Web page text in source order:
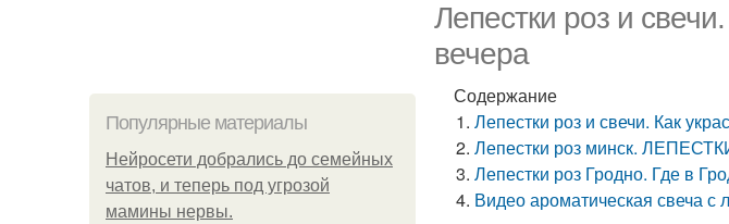
Лепестки роз и
вечера
Популярные материалы
Нейросети добрались до семейных
чатов, и теперь под угрозой
мамины нервы.
Содержание
Лепестки роз и свечи. Как
Лепестки роз минск.
Лепестки роз Гродно. Где в
Видео ароматическая свеча с